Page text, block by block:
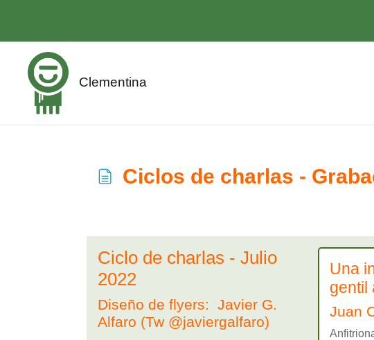
Clementina
Ciclos de charlas -
Ciclo de charlas - Julio
2022
Diseño de flyers: Javier G.
Alfaro (Tw @javiergalfaro)
Una
gentil
Juan